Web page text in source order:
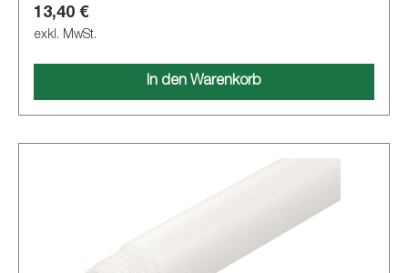
13,40 €
exkl. MwSt.
In den Warenkorb